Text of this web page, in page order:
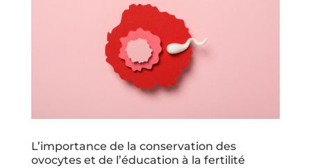
L’importance de la conservation des
ovocytes et de l’éducation à la fertilité